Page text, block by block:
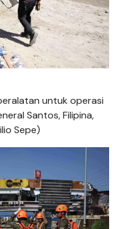
untuk operasi
Santos, Filipina,
Sepe)